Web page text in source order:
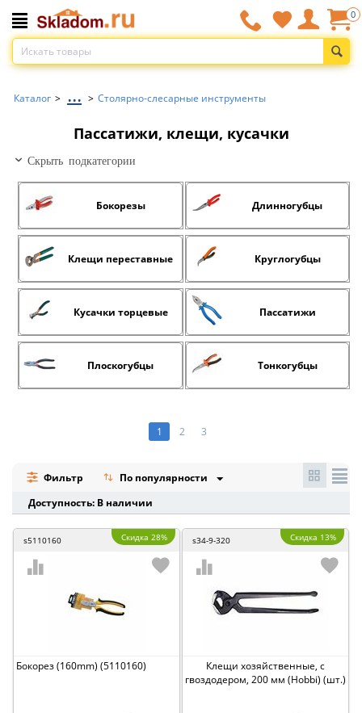
0
Каталог > ... > Столярно-слесарные инструменты
Пассатижи, клещи, кусачки
Скрыть подкатегории
Бокорезы Длинногубцы
Клещи переставные Круглогубцы
Кусачки торцевые Пассатижи
Плоскогубцы Тонкогубцы
1 2 3
Фильтр
По популярности
Доступность: В наличии
s5110160 Скидка 28%
Бокорез (160mm) (5110160)
s34-9-320 Скидка 13%
Клещи хозяйственные, с
гвоздодером, 200 мм (Hobbi) (шт.)